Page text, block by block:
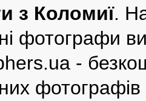
з Коломиї.
фотографи
-
фотографів